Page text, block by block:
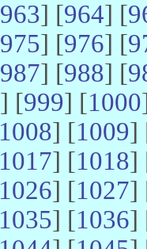
963] [964] [
975] [976] [
987] [988] [
] [999] [1000
1008] [1009]
1017] [1018]
1026] [1027]
1035] [1036]